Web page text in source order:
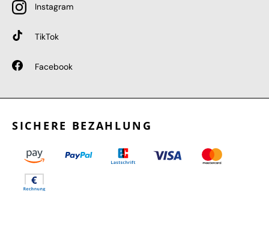
Instagram
TikTok
Facebook
SICHERE BEZAHLUNG